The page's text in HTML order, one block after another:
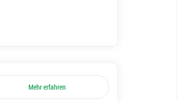
Mehr erfahren